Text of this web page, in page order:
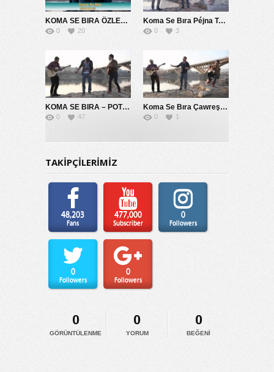
KOMA SE BIRA ÖZLEMİM SANA 2014
0 20
Koma Se Bıra Péjna Te Naye
0 3
KOMA SE BIRA – POTPORİ 2014
0 47
Koma Se Bıra Çawreşamın
0 1
TAKİPÇİLERİMİZ
48,203
Fans
477,000
Subscriber
0
Followers
0
Followers
0
Followers
0
GÖRÜNTÜLENME
0
YORUM
0
BEĞENI